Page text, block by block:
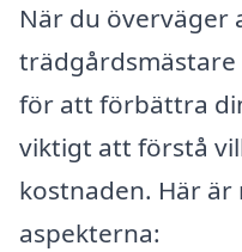
När du överväger
för att förbättra
viktigt att förstå
kostnaden. Här
aspekterna: